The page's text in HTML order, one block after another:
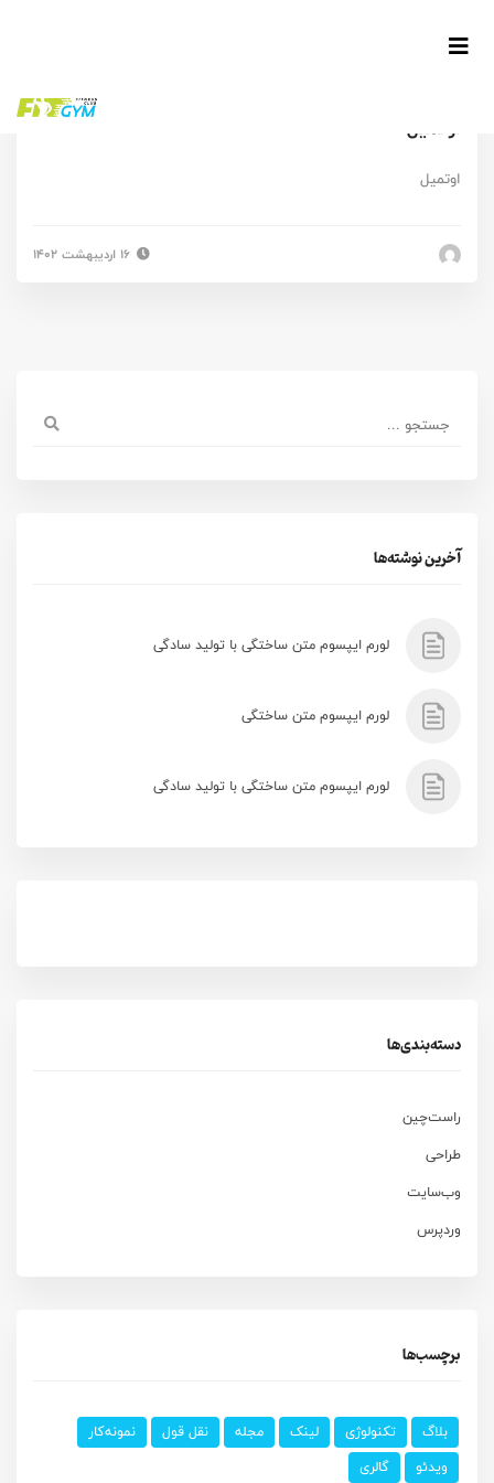
اوتمیل
اوتمیل
آخرین نوشته‌ها
لورم ایپسوم متن ساختگی با تولید سادگی
لورم ایپسوم متن ساختگی
لورم ایپسوم متن ساختگی با تولید سادگی
دسته‌بندی‌ها
راست‌چین
طراحی
وب‌سایت
وردپرس
برچسب‌ها
بلاگ تکنولوژی لینک مجله نقل قول
نمونه‌کار
ویدئو
گالری